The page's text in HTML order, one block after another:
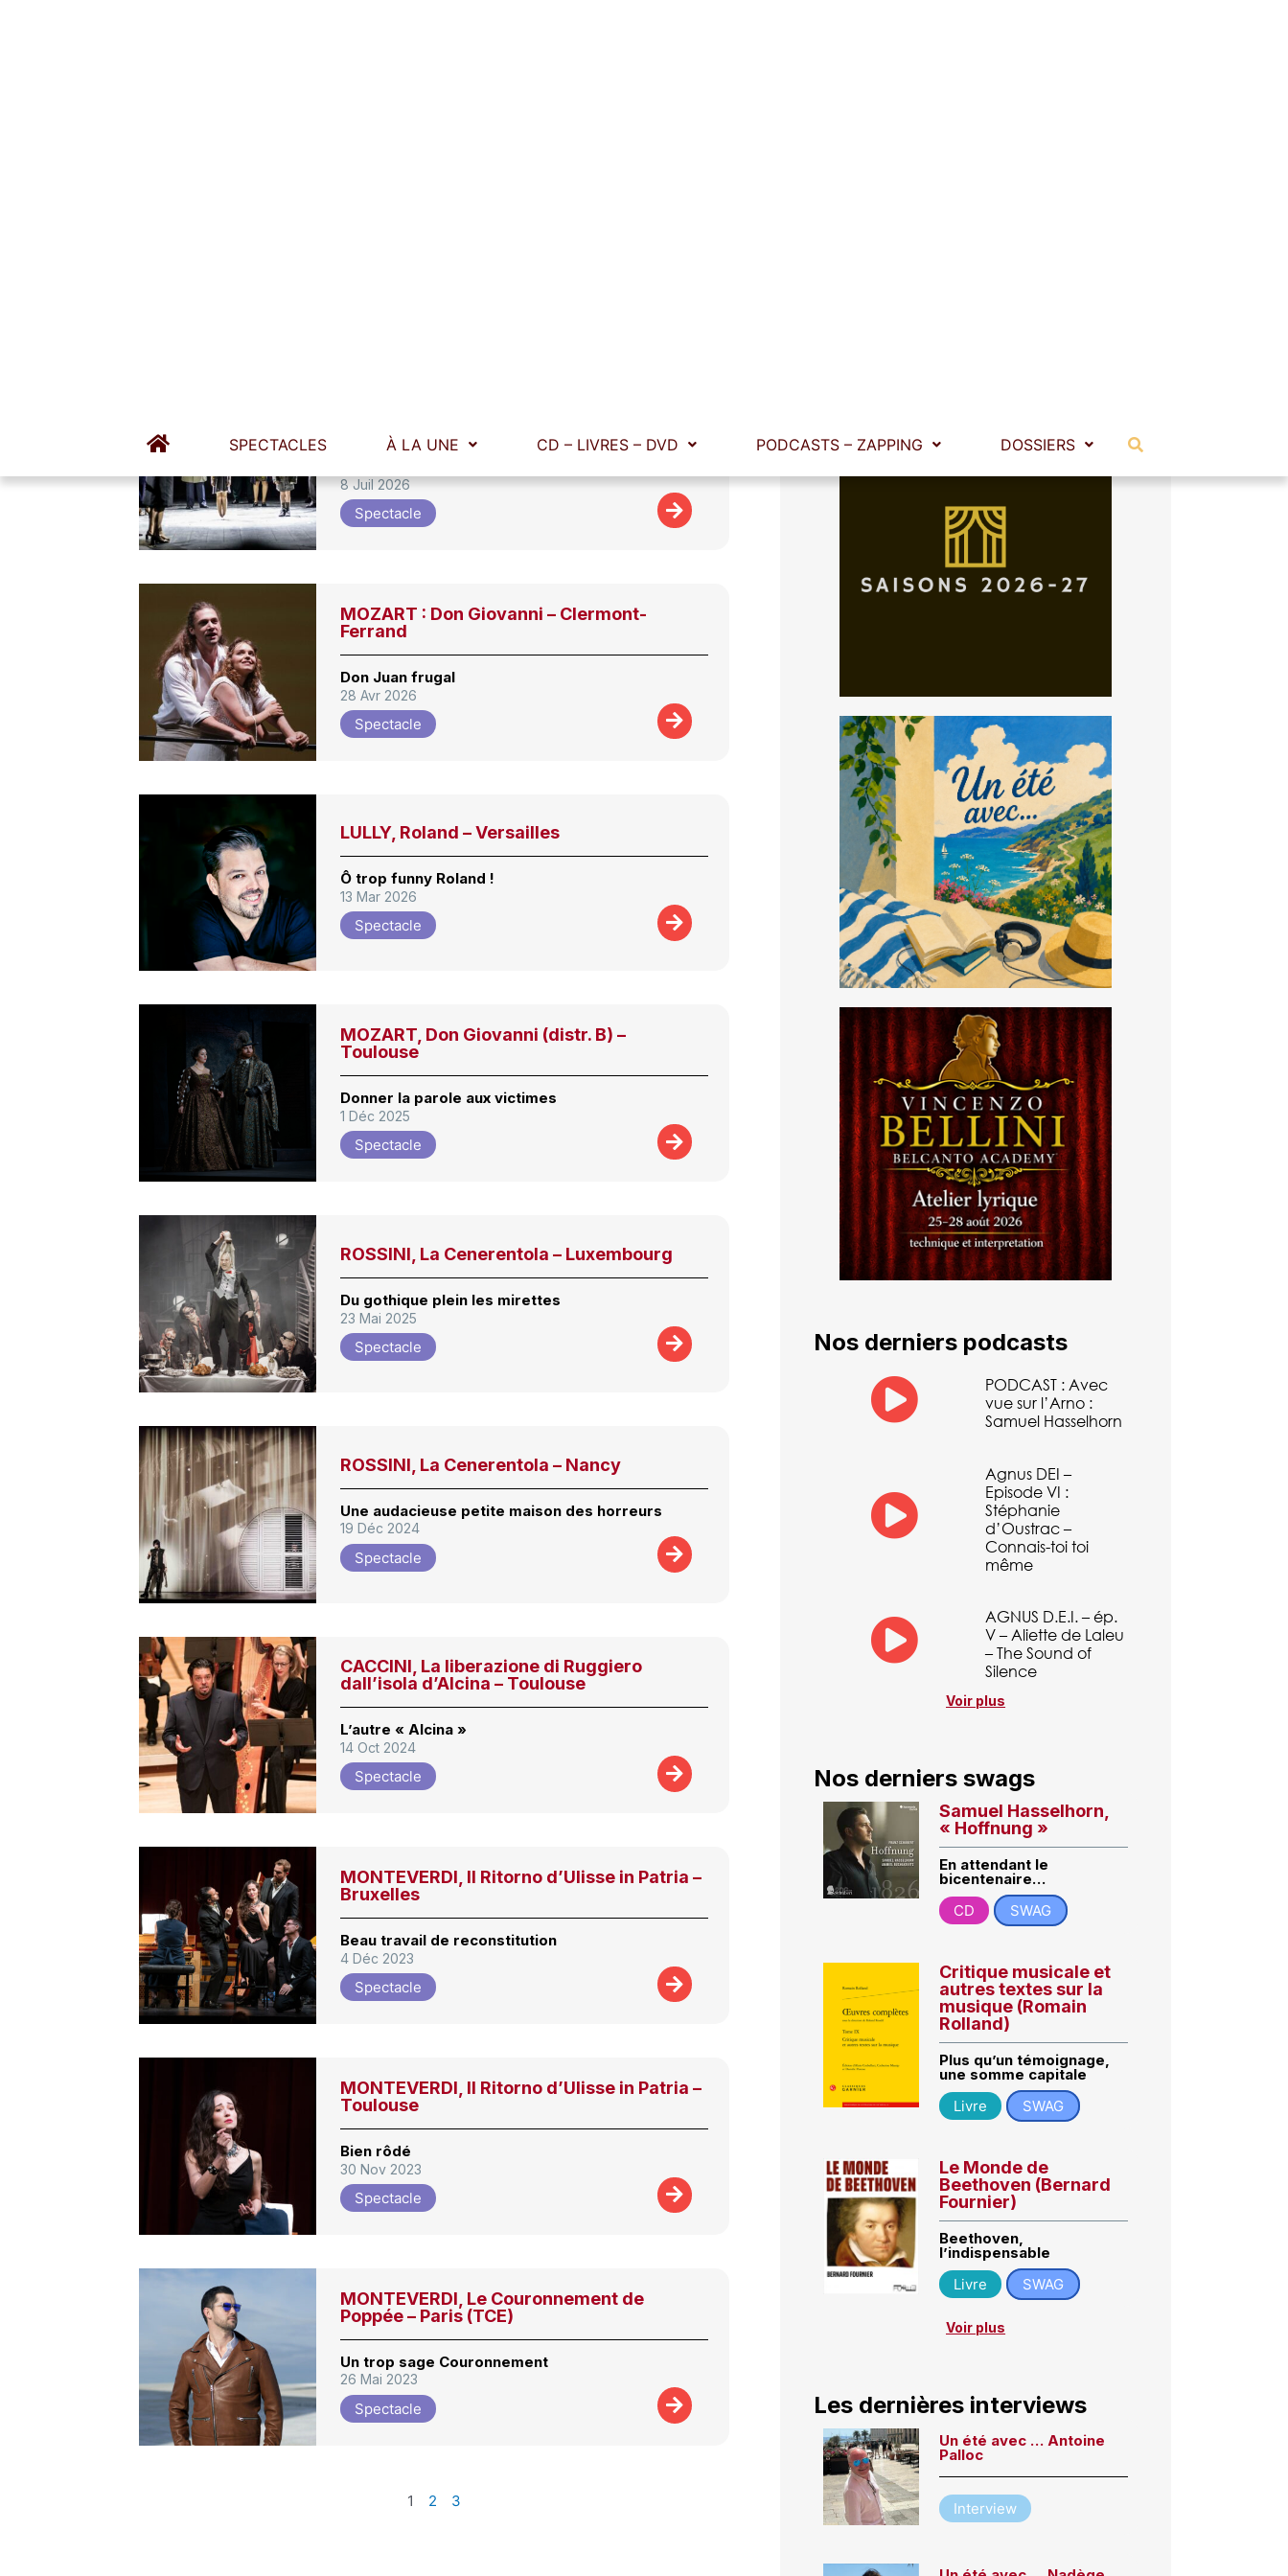
8 Juil 2026
Spectacle
MOZART : Don Giovanni – Clermont-
Ferrand
Don Juan frugal
28 Avr 2026
Spectacle
LULLY, Roland – Versailles
Ô trop funny Roland !
13 Mar 2026
Spectacle
MOZART, Don Giovanni (distr. B) –
Toulouse
Donner la parole aux victimes
1 Déc 2025
Spectacle
ROSSINI, La Cenerentola – Luxembourg
Du gothique plein les mirettes
23 Mai 2025
Spectacle
ROSSINI, La Cenerentola – Nancy
Une audacieuse petite maison des horreurs
19 Déc 2024
Spectacle
CACCINI, La liberazione di Ruggiero
dall’isola d’Alcina – Toulouse
L’autre « Alcina »
14 Oct 2024
Spectacle
MONTEVERDI, Il Ritorno d’Ulisse in Patria –
Bruxelles
Beau travail de reconstitution
4 Déc 2023
Spectacle
MONTEVERDI, Il Ritorno d’Ulisse in Patria –
Toulouse
Bien rôdé
30 Nov 2023
Spectacle
MONTEVERDI, Le Couronnement de
Poppée – Paris (TCE)
Un trop sage Couronnement
26 Mai 2023
Spectacle
1 2 3
Nos derniers podcasts
PODCAST : Avec
vue sur l’Arno :
Samuel Hasselhorn
Agnus DEI –
Episode VI :
Stéphanie
d’Oustrac –
Connais-toi toi
même
AGNUS D.E.I. – ép.
V – Aliette de Laleu
– The Sound of
Silence
Voir plus
Nos derniers swags
Samuel Hasselhorn,
« Hoffnung »
En attendant le
bicentenaire…
CD
SWAG
Critique musicale et
autres textes sur la
musique (Romain
Rolland)
Plus qu’un témoignage,
une somme capitale
Livre
SWAG
Le Monde de
Beethoven (Bernard
Fournier)
Beethoven,
l’indispensable
Livre
SWAG
Voir plus
Les dernières interviews
Un été avec … Antoine
Palloc
Interview